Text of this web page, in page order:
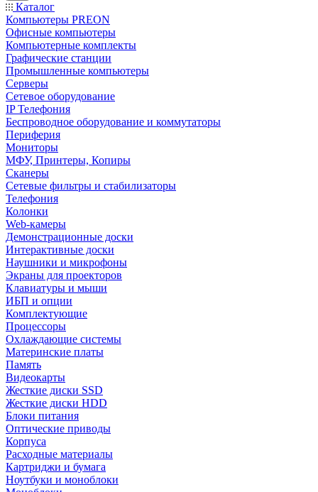
Каталог
Компьютеры PREON
Офисные компьютеры
Компьютерные комплекты
Графические станции
Промышленные компьютеры
Серверы
Сетевое оборудование
IP Телефония
Беспроводное оборудование и коммутаторы
Периферия
Мониторы
МФУ, Принтеры, Копиры
Сканеры
Сетевые фильтры и стабилизаторы
Телефония
Колонки
Web-камеры
Демонстрационные доски
Интерактивные доски
Наушники и микрофоны
Экраны для проекторов
Клавиатуры и мыши
ИБП и опции
Комплектующие
Процессоры
Охлаждающие системы
Материнские платы
Память
Видеокарты
Жесткие диски SSD
Жесткие диски HDD
Блоки питания
Оптические приводы
Корпуса
Расходные материалы
Картриджи и бумага
Ноутбуки и моноблоки